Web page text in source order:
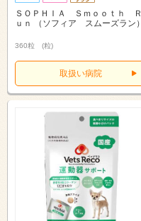
ＳＯＰＨＩＡ Ｓｍｏｏｔｈ Ｒ
ｕｎ （ソフィア スムーズラン）
360粒 (粒)
取扱い病院